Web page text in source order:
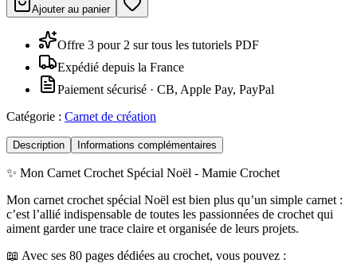
Ajouter au panier
Offre 3 pour 2 sur tous les tutoriels PDF
Expédié depuis la France
Paiement sécurisé · CB, Apple Pay, PayPal
Catégorie : Carnet de création
Description Informations complémentaires
✨ Mon Carnet Crochet Spécial Noël - Mamie Crochet
Mon carnet crochet spécial Noël est bien plus qu’un simple carnet :
c’est l’allié indispensable de toutes les passionnées de crochet qui
aiment garder une trace claire et organisée de leurs projets.
📖 Avec ses 80 pages dédiées au crochet, vous pouvez :